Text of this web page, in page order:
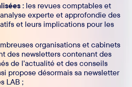
: les revues comptables et
experte et approfondie des
et leurs implications pour les
organisations et cabinets
des newsletters contenant des
de l’actualité et des conseils
propose désormais sa newsletter
LAB ;